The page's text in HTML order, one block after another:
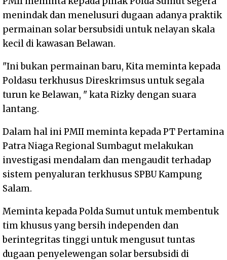
menindak dan menelusuri dugaan adanya praktik
permainan solar bersubsidi untuk nelayan skala
kecil di kawasan Belawan.
"Ini bukan permainan baru, Kita meminta kepada
Poldasu terkhusus Direskrimsus untuk segala
turun ke Belawan, " kata Rizky dengan suara
lantang.
Dalam hal ini PMII meminta kepada PT Pertamina
Patra Niaga Regional Sumbagut melakukan
investigasi mendalam dan mengaudit terhadap
sistem penyaluran terkhusus SPBU Kampung
Salam.
Meminta kepada Polda Sumut untuk membentuk
tim khusus yang bersih independen dan
berintegritas tinggi untuk mengusut tuntas
dugaan penyelewengan solar bersubsidi di